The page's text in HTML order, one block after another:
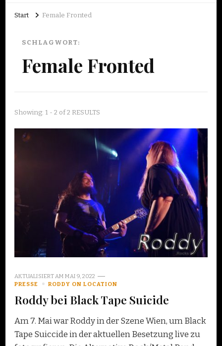
Start Female Fronted
SCHLAGWORT:
Female Fronted
Showing: 1 - 2 of 2 RESULTS
AKTUALISIERT AM MAI 9, 2022
PRESSE
RODDY ON LOCATION
Roddy bei Black Tape Suicide
Am 7. Mai war Roddy in der Szene Wien, um Black
Tape Suiccide in der aktuellen Besetzung live zu